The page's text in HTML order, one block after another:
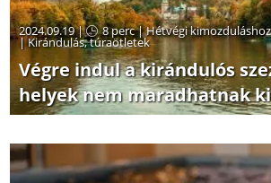
2024.09.19 | 8 perc|Hétvégi kimozduláshoz
|Kirándulás, túraötletek
Végre indul a kirándulós
helyek nem maradhatnak ki